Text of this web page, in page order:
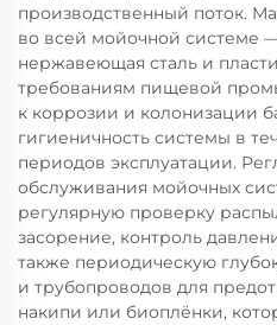
производственный поток.
во всей мойочной системе
нержавеющая сталь и
требованиям пищевой
к коррозии и колонизации
гигиеничность системы в
периодов эксплуатации.
обслуживания мойочных
регулярную проверку
засорение, контроль
также периодическую
и трубопроводов для
накипи или биоплёнки,